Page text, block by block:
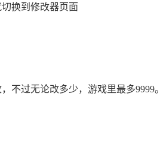
换到修改器页面
不过无论改多少，游戏里最多9999。